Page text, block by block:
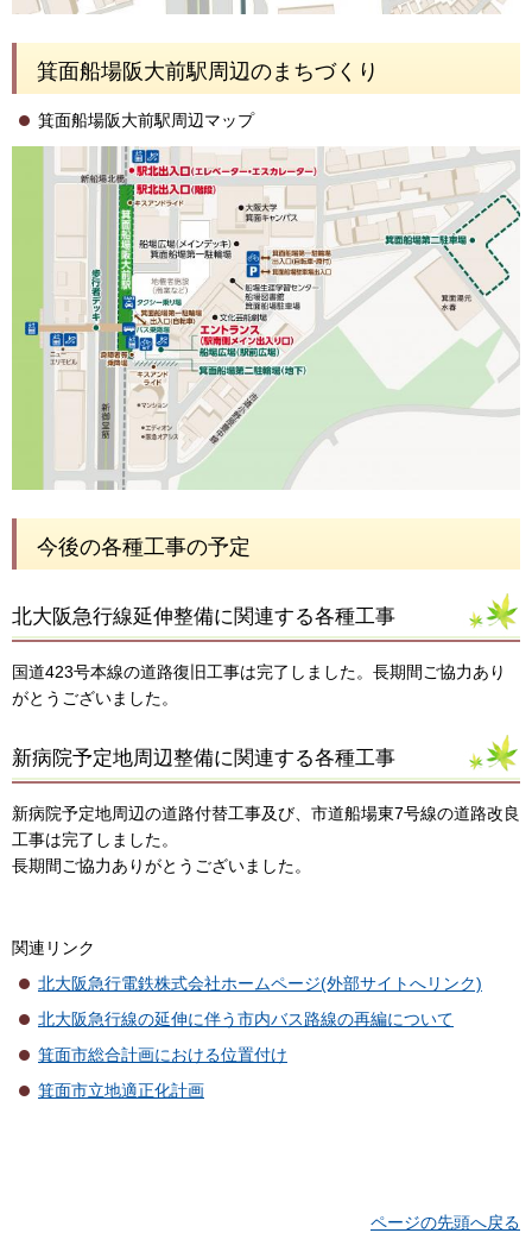
箕面船場阪大前駅周辺のまちづくり
箕面船場阪大前駅周辺マップ
今後の各種工事の予定
北大阪急行線延伸整備に関連する各種工事
国道423号本線の道路復旧工事は完了しました。長期間ご協力あり
がとうございました。
新病院予定地周辺整備に関連する各種工事
新病院予定地周辺の道路付替工事及び、市道船場東7号線の道路改良
工事は完了しました。
長期間ご協力ありがとうございました。
関連リンク
北大阪急行電鉄株式会社ホームページ(外部サイトへリンク)
北大阪急行線の延伸に伴う市内バス路線の再編について
箕面市総合計画における位置付け
箕面市立地適正化計画
ページの先頭へ戻る